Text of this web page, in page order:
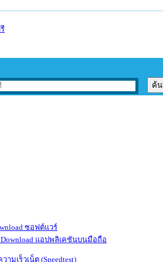
ซอฟต์แวร์
แอปพลิเคชันบนมือถือ
ามเร็วเน็ต (Speedtest)